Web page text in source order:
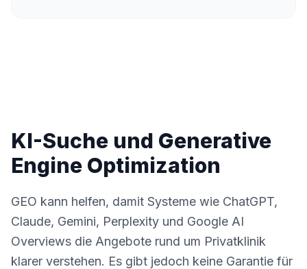
KI-Suche und Generative
Engine Optimization
GEO kann helfen, damit Systeme wie ChatGPT,
Claude, Gemini, Perplexity und Google AI
Overviews die Angebote rund um Privatklinik
klarer verstehen. Es gibt jedoch keine Garantie für